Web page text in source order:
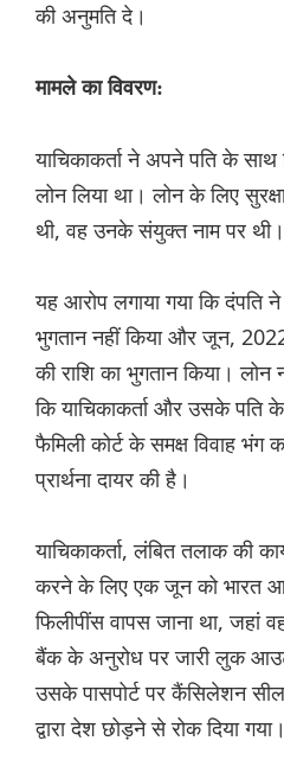
की अनुमति दे।
मामले का विवरण:
याचिकाकर्ता ने अपने पति के
लोन लिया था। लोन के लिए
थी, वह उनके संयुक्त नाम पर थी।
यह आरोप लगाया गया कि दंपति
भुगतान नहीं किया और जून,
की राशि का भुगतान किया।
कि याचिकाकर्ता और उसके पति
फैमिली कोर्ट के समक्ष विवाह भंग
प्रार्थना दायर की है।
याचिकाकर्ता, लंबित तलाक की
करने के लिए एक जून को भारत
फिलीपींस वापस जाना था, जहां
बैंक के अनुरोध पर जारी लुक
उसके पासपोर्ट पर कैंसिलेशन
द्वारा देश छोड़ने से रोक दिया गया।